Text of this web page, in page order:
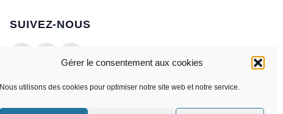
Gérer le consentement aux cookies
Nous utilisons des cookies pour optimiser notre site web et notre service.
SUIVEZ-NOUS